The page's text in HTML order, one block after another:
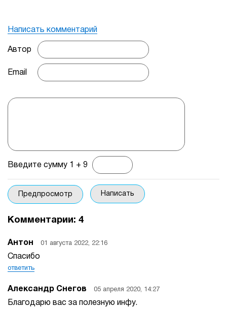
Написать комментарий
Автор
Email
Введите сумму 1 + 9
Комментарии: 4
Антон 01 августа 2022, 22:16
Спасибо
ответить
Александр Снегов 05 апреля 2020, 14:27
Благодарю вас за полезную инфу.